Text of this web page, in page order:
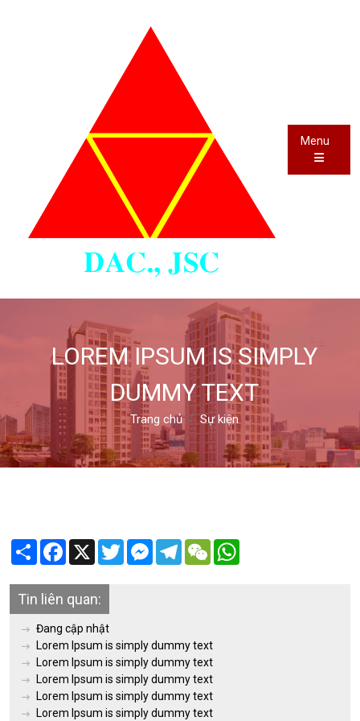
Menu
LOREM IPSUM IS SIMPLY
DUMMY TEXT
Trang chủ Sự kiện
Share Facebook
X TwitterMessengerTelegramWeChat
Tin liên quan:
Đang cập nhật
Lorem Ipsum is simply dummy text
Lorem Ipsum is simply dummy text
Lorem Ipsum is simply dummy text
Lorem Ipsum is simply dummy text
Lorem Ipsum is simply dummy text